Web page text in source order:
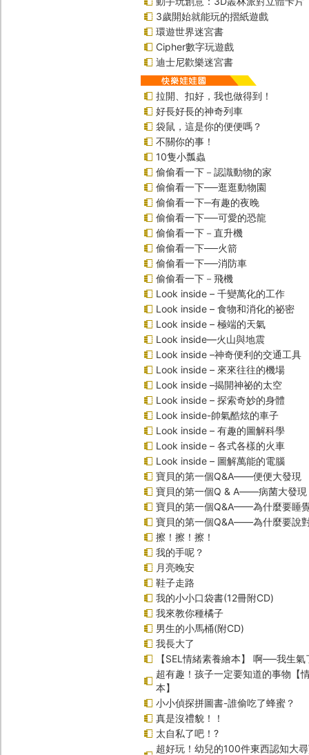
3歲開始就能玩的摺紙遊戲
環遊世界迷宮書
Cipher數字玩遊戲
迪士尼歡樂迷宮書
拉開、扣好，我也做得到！
好長好長的神奇列車
袋鼠，這是你的便便嗎？
不關你的事！
10隻小瓢蟲
偷偷看一下－認識動物的家
偷偷看一下──逛逛動物園
偷偷看一下─有趣的夜晚
偷偷看一下──可愛的恐龍
偷偷看一下－直升機
偷偷看一下──火箭
偷偷看一下──消防車
偷偷看一下－飛機
Look inside – 千變萬化的工作
Look inside – 食物和消化的祕密
Look inside – 極端的天氣
Look inside—火山與地震
Look inside –神奇便利的交通工具
Look inside – 來來往往的機場
Look inside –揭開神祕的太空
Look inside – 探索奇妙的身體
Look inside-帥氣酷炫的車子
Look inside – 有趣的圖解科學
Look inside – 各式各樣的火車
Look inside – 圖解萬能的電腦
寶貝的第一個Q&A――便便大發現
寶貝的第一個Q & A――病菌大發現
寶貝的第一個Q&A——為什麼要睡
寶貝的第一個Q&A――為什麼要說
擦！擦！擦！
我的手呢？
月亮晚安
鞋子走路
我的小小口袋書(12冊附CD)
我來教你種橘子
男生的小馬桶(附CD)
我長大了
【SEL情緒素養繪本】 啊──我生
超有趣！孩子一定要知道的事物【
本】
小小偵探拼圖書-誰偷吃了蜂蜜？
真是沒禮貌！！
太自私了吧！?
超好玩！幼兒的100件東西認知大